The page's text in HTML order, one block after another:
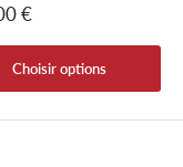
€
Choisir options